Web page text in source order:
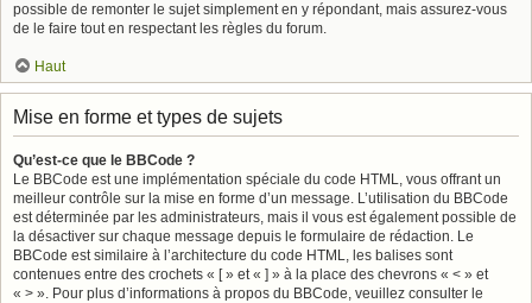
possible de remonter le sujet simplement en y répondant, mais assurez-vous
de le faire tout en respectant les règles du forum.
Haut
Mise en forme et types de sujets
Qu’est-ce que le BBCode ?
Le BBCode est une implémentation spéciale du code HTML, vous offrant un
meilleur contrôle sur la mise en forme d’un message. L’utilisation du BBCode
est déterminée par les administrateurs, mais il vous est également possible de
la désactiver sur chaque message depuis le formulaire de rédaction. Le
BBCode est similaire à l’architecture du code HTML, les balises sont
contenues entre des crochets « [ » et « ] » à la place des chevrons « < » et
« > ». Pour plus d’informations à propos du BBCode, veuillez consulter le